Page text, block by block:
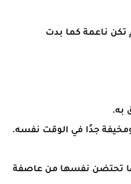
تكن ناعمة كما بدت
به.
جدًا في الوقت نفسه.
تحتضن نفسها من عاصفة